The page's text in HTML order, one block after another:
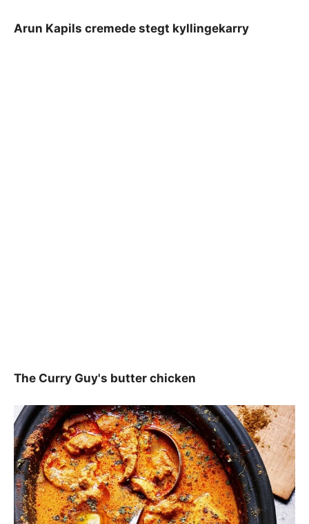
Arun Kapils cremede stegt kyllingekarry
The Curry Guy's butter chicken